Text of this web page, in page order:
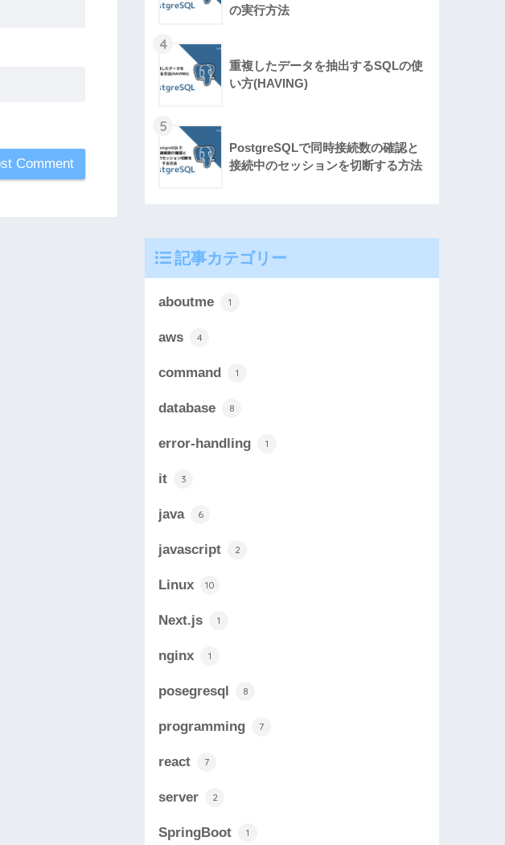
の実行方法
4
重複したデータを抽出するSQLの使
い方(HAVING)
5
PostgreSQLで同時接続数の確認と
接続中のセッションを切断する方法
記事カテゴリー
aboutme 1
aws 4
command 1
database 8
error-handling 1
it 3
java 6
javascript 2
Linux 10
Next.js 1
nginx 1
posegresql 8
programming 7
react 7
server 2
SpringBoot 1